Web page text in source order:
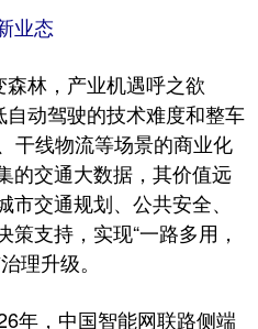
业态
林，产业机遇呼之欲
自动驾驶的技术难度和整车
干线物流等场景的商业化
的交通大数据，其价值远
交通规划、公共安全、
支持，实现“一路多用，
理升级。
，中国智能网联路侧端